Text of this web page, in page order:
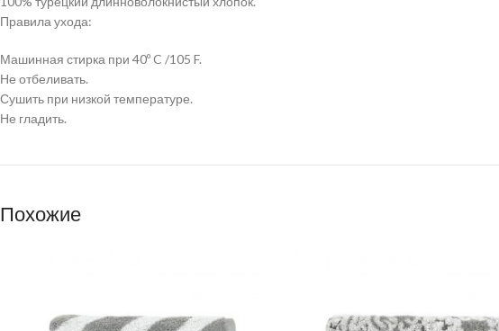
Правила ухода:
Машинная стирка при 40º C /105 F.
Не отбеливать.
Сушить при низкой температуре.
Не гладить.
Похожие